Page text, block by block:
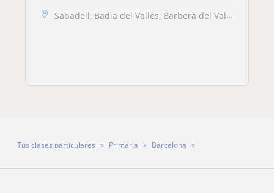
Sabadell, Badia del Vallès, Barberà del Vallès, Sant Quirze del Vallès
Tus clases particulares Primaria
Barcelona